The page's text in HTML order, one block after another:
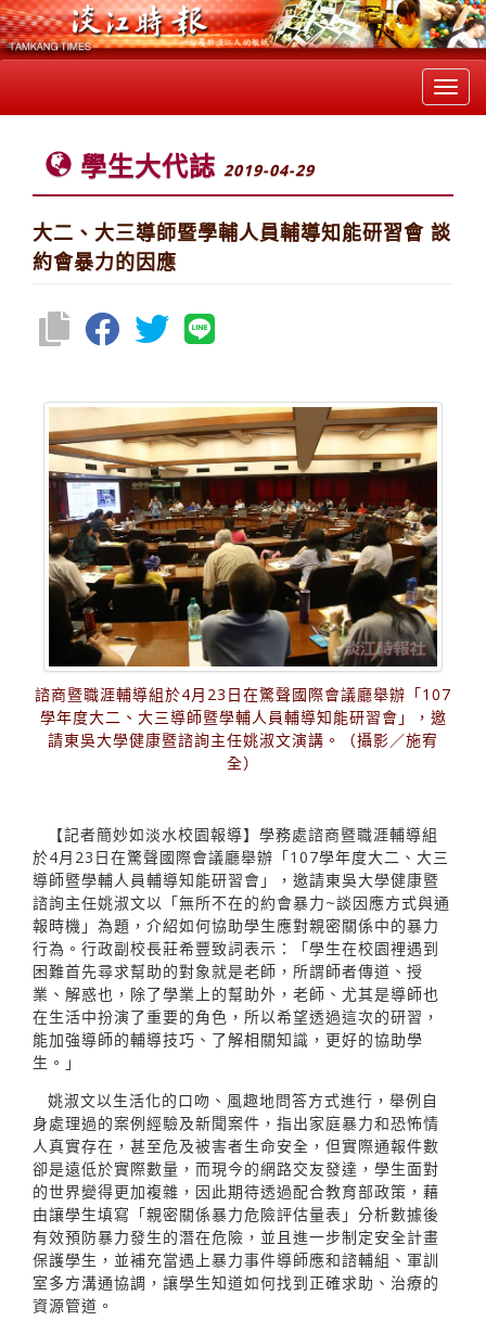
學生大代誌 2019-04-29
大二、大三導師暨學輔人員輔導知能研習會 談
約會暴力的因應
諮商暨職涯輔導組於4月23日在驚聲國際會議廳舉辦「107
學年度大二、大三導師暨學輔人員輔導知能研習會」，邀
請東吳大學健康暨諮詢主任姚淑文演講。（攝影／施宥
全）
【記者簡妙如淡水校園報導】學務處諮商暨職涯輔導組
於4月23日在驚聲國際會議廳舉辦「107學年度大二、大三
導師暨學輔人員輔導知能研習會」，邀請東吳大學健康暨
諮詢主任姚淑文以「無所不在的約會暴力~談因應方式與通
報時機」為題，介紹如何協助學生應對親密關係中的暴力
行為。行政副校長莊希豐致詞表示：「學生在校園裡遇到
困難首先尋求幫助的對象就是老師，所謂師者傳道、授
業、解惑也，除了學業上的幫助外，老師、尤其是導師也
在生活中扮演了重要的角色，所以希望透過這次的研習，
能加強導師的輔導技巧、了解相關知識，更好的協助學
生。」
姚淑文以生活化的口吻、風趣地問答方式進行，舉例自
身處理過的案例經驗及新聞案件，指出家庭暴力和恐怖情
人真實存在，甚至危及被害者生命安全，但實際通報件數
卻是遠低於實際數量，而現今的網路交友發達，學生面對
的世界變得更加複雜，因此期待透過配合教育部政策，藉
由讓學生填寫「親密關係暴力危險評估量表」分析數據後
有效預防暴力發生的潛在危險，並且進一步制定安全計畫
保護學生，並補充當遇上暴力事件導師應和諮輔組、軍訓
室多方溝通協調，讓學生知道如何找到正確求助、治療的
資源管道。